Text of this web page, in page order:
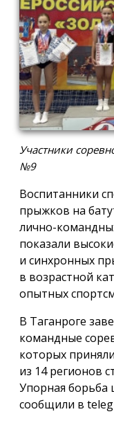
Участники
№9
Воспитанники
прыжков на
лично-
показали
и синхронных
в возрастной
опытных
В Таганроге
командные
которых
из 14 регионов
Упорная борьба
сообщили в